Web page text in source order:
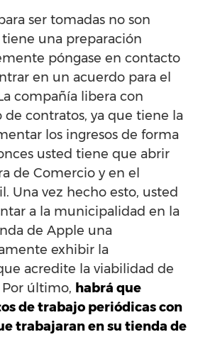
ser tomadas no son
una preparación
póngase en contacto
en un acuerdo para el
compañía libera con
contratos, ya que tiene la
los ingresos de forma
usted tiene que abrir
de Comercio y en el
Una vez hecho esto, usted
a la municipalidad en la
de Apple una
exhibir la
acredite la viabilidad de
Por último, habrá que
de trabajo periódicas con
trabajaran en su tienda de